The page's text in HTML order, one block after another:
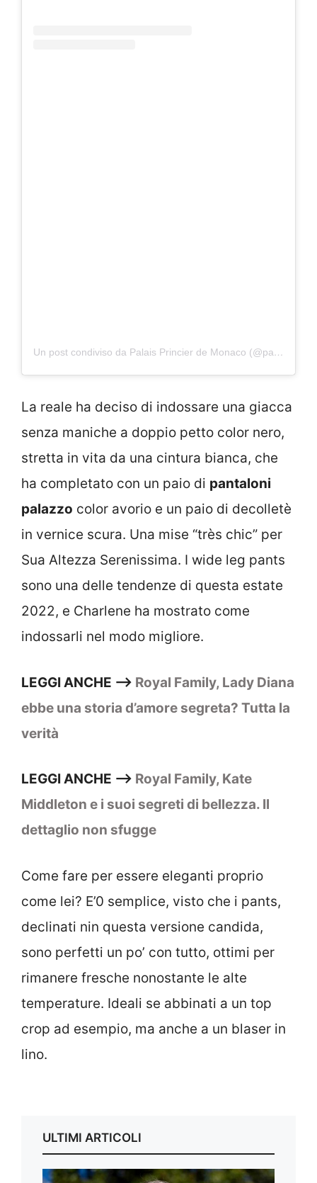
Un post condiviso da Palais Princier de Monaco (@palaisprincierdemonaco)
La reale ha deciso di indossare una giacca
senza maniche a doppio petto color nero,
stretta in vita da una cintura bianca, che
ha completato con un paio di pantaloni
palazzo color avorio e un paio di decolletè
in vernice scura. Una mise “très chic” per
Sua Altezza Serenissima. I wide leg pants
sono una delle tendenze di questa estate
2022, e Charlene ha mostrato come
indossarli nel modo migliore.
LEGGI ANCHE –> Royal Family, Lady Diana
ebbe una storia d’amore segreta? Tutta la
verità
LEGGI ANCHE –> Royal Family, Kate
Middleton e i suoi segreti di bellezza. Il
dettaglio non sfugge
Come fare per essere eleganti proprio
come lei? E’0 semplice, visto che i pants,
declinati nin questa versione candida,
sono perfetti un po’ con tutto, ottimi per
rimanere fresche nonostante le alte
temperature. Ideali se abbinati a un top
crop ad esempio, ma anche a un blaser in
lino.
ULTIMI ARTICOLI